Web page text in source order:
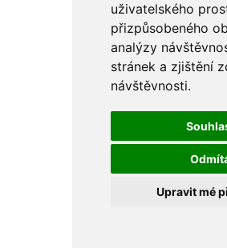
uživatelského
přizpůsobeného
analýzy
stránek a zjištění
návštěvnosti.
Upravit mé
spojovací materiál
matice
podložky
pojistné
šrouby
výbava
výfuky a kolena
bowdeny a lanka
filtry
gufera